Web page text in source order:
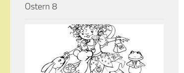
Ostern 8